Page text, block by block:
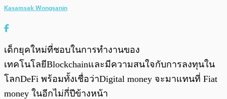
Kasamsak Wongsanin
เด็กยุคใหม่ที่ชอบในการทำงานของ
เทคโนโลยีBlockchainและมีความสนใจกับการลงทุนใน
โลกDeFi พร้อมทั้งเชื่อว่าDigital money จะมาแทนที่ Fiat
money ในอีกไม่กี่ปีข้างหน้า